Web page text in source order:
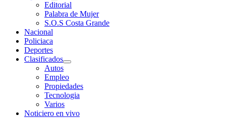
Editorial
Palabra de Mujer
S.O.S Costa Grande
Nacional
Policiaca
Deportes
Clasificados
Autos
Empleo
Propiedades
Tecnologia
Varios
Noticiero en vivo